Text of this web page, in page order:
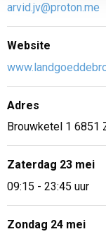
arvid.jv@proton.me
Website
Adres
Brouwketel 1 6851
Zaterdag 23 mei
09:15 - 23:45 uur
Zondag 24 mei